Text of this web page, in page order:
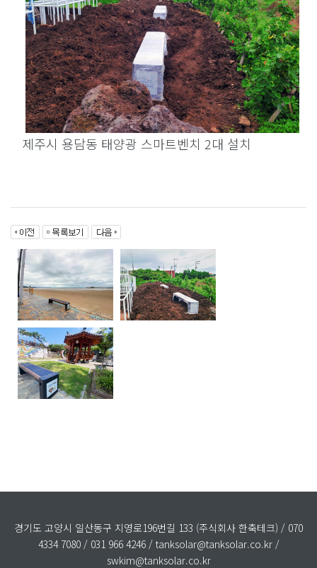
제주시 용담동 태양광 스마트벤치 2대 설치
경기도 고양시 일산동구 지영로196번길 133 (주식회사 한축테크) / 070
4334 7080 / 031 966 4246 / tanksolar@tanksolar.co.kr /
swkim@tanksolar.co.kr